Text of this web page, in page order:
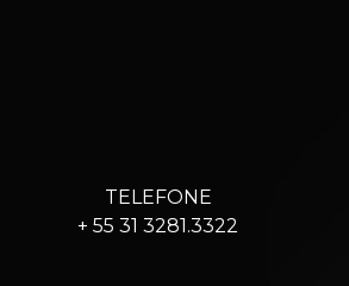
TELEFONE
+ 55 31 3281.3322